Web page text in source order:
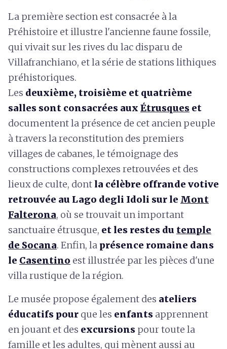
La première section est consacrée à la
Préhistoire et illustre l'ancienne faune fossile,
qui vivait sur les rives du lac disparu de
Villafranchiano, et la série de stations lithiques
préhistoriques.
Les deuxième, troisième et quatrième
salles sont consacrées aux Étrusques et
documentent la présence de cet ancien peuple
à travers la reconstitution des premiers
villages de cabanes, le témoignage des
constructions complexes retrouvées et des
lieux de culte, dontla célèbre offrande votive
retrouvée au Lago degli Idoli sur le Mont
Falterona, où se trouvait un important
sanctuaire étrusque, et les restes du temple
de Socana. Enfin, la présence romaine dans
le Casentino est illustrée par les pièces d'une
villa rustique de la région.
Le musée propose également des ateliers
éducatifs pour que les enfants apprennent
en jouant et des excursions pour toute la
famille et les adultes, qui mènent aussi au